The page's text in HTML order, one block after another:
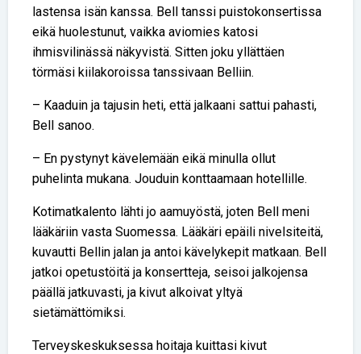
lastensa isän kanssa. Bell tanssi puistokonsertissa
eikä huolestunut, vaikka aviomies katosi
ihmisvilinässä näkyvistä. Sitten joku yllättäen
törmäsi kiilakoroissa tanssivaan Belliin.
– Kaaduin ja tajusin heti, että jalkaani sattui pahasti,
Bell sanoo.
– En pystynyt kävelemään eikä minulla ollut
puhelinta mukana. Jouduin konttaamaan hotellille.
Kotimatkalento lähti jo aamuyöstä, joten Bell meni
lääkäriin vasta Suomessa. Lääkäri epäili nivelsiteitä,
kuvautti Bellin jalan ja antoi kävelykepit matkaan. Bell
jatkoi opetustöitä ja konsertteja, seisoi jalkojensa
päällä jatkuvasti, ja kivut alkoivat yltyä
sietämättömiksi.
Terveyskeskuksessa hoitaja kuittasi kivut